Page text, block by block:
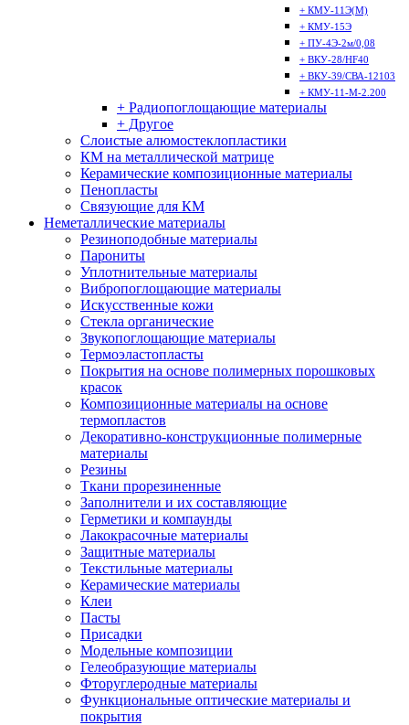
+ КМУ-11Э(М)
+ КМУ-15Э
+ ПУ-4Э-2м/0,08
+ ВКУ-28/HF40
+ ВКУ-39/СВА-12103
+ КМУ-11-М-2.200
+ Радиопоглощающие материалы
+ Другое
Слоистые алюмостеклопластики
КМ на металлической матрице
Керамические композиционные материалы
Пенопласты
Связующие для КМ
Неметаллические материалы
Резиноподобные материалы
Парониты
Уплотнительные материалы
Вибропоглощающие материалы
Искусственные кожи
Стекла органические
Звукопоглощающие материалы
Термоэластопласты
Покрытия на основе полимерных порошковых
красок
Композиционные материалы на основе
термопластов
Декоративно-конструкционные полимерные
материалы
Резины
Ткани прорезиненные
Заполнители и их составляющие
Герметики и компаунды
Лакокрасочные материалы
Защитные материалы
Текстильные материалы
Керамические материалы
Клеи
Пасты
Присадки
Модельные композиции
Гелеобразующие материалы
Фторуглеродные материалы
Функциональные оптические материалы и
покрытия